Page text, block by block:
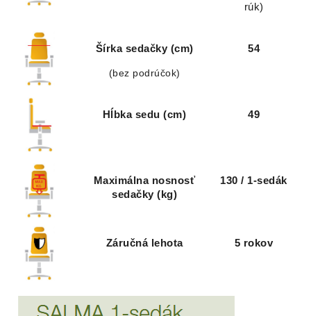
rúk)
Šírka sedačky (cm)
(bez podrúčok)
54
Hĺbka sedu (cm) 49
Maximálna nosnosť
sedačky (kg)
130 / 1-sedák
Záručná lehota 5 rokov